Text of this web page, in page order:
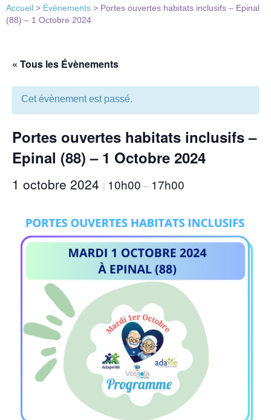
Accueil > Évènements > Portes ouvertes habitats inclusifs – Epinal
(88) – 1 Octobre 2024
« Tous les Évènements
Cet évènement est passé.
Portes ouvertes habitats inclusifs –
Epinal (88) – 1 Octobre 2024
1 octobre 2024 | 10h00 – 17h00